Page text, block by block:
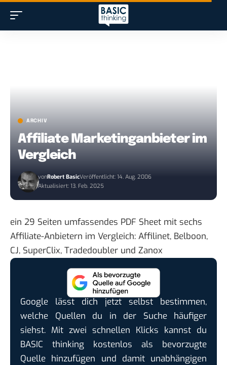
ARCHIV
Affiliate Marketinganbieter im
Vergleich
vonRobert BasicVeröffentlicht: 14. Aug. 2006
Aktualisiert: 13. Feb. 2025
ein 29 Seiten umfassendes PDF Sheet mit sechs
Affiliate-Anbietern im Vergleich: Affilinet, Belboon,
CJ, SuperClix, Tradedoubler und Zanox
Google lässt dich jetzt selbst bestimmen,
welche Quellen du in der Suche häufiger
siehst. Mit zwei schnellen Klicks kannst du
BASIC thinking kostenlos als bevorzugte
Quelle hinzufügen und damit unabhängigen